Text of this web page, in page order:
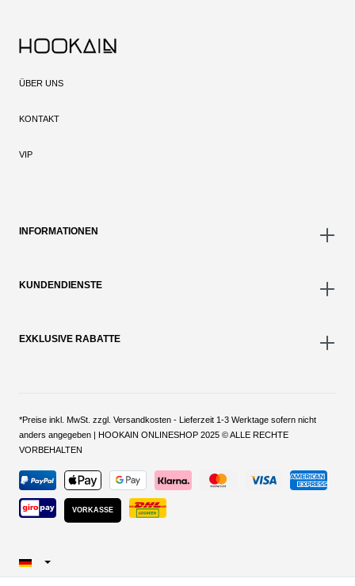
ÜBER UNS
KONTAKT
VIP
INFORMATIONEN
KUNDENDIENSTE
EXKLUSIVE RABATTE
*Preise inkl. MwSt. zzgl. Versandkosten - Lieferzeit 1-3 Werktage sofern nicht
anders angegeben | HOOKAIN ONLINESHOP 2025 © ALLE RECHTE
VORBEHALTEN
VORKASSE